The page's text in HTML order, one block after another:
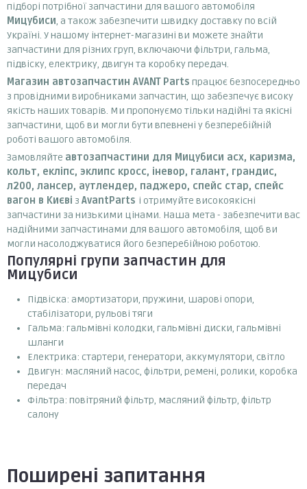
підборі потрібної запчастини для вашого автомобіля
Мицубиси, а також забезпечити швидку доставку по всій
Україні. У нашому інтернет-магазині ви можете знайти
запчастини для різних груп, включаючи фільтри, гальма,
підвіску, електрику, двигун та коробку передач.
Магазин автозапчастин AVANT Parts працює безпосередньо
з провідними виробниками запчастин, що забезпечує високу
якість наших товарів. Ми пропонуємо тільки надійні та якісні
запчастини, щоб ви могли бути впевнені у безперебійній
роботі вашого автомобіля.
Замовляйте автозапчастини для Мицубиси асх, каризма,
кольт, екліпс, эклипс кросс, іневор, галант, грандис,
л200, лансер, аутлендер, паджеро, спейс стар, спейс
вагон в Києві з AvantParts і отримуйте високоякісні
запчастини за низькими цінами. Наша мета - забезпечити вас
надійними запчастинами для вашого автомобіля, щоб ви
могли насолоджуватися його безперебійною роботою.
Популярні групи запчастин для
Мицубиси
Підвіска: амортизатори, пружини, шарові опори,
стабілізатори, рульові тяги
Гальма: гальмівні колодки, гальмівні диски, гальмівні
шланги
Електрика: стартери, генератори, аккумулятори, світло
Двигун: масляний насос, фільтри, ремені, ролики, коробка
передач
Фільтра: повітряний фільтр, масляний фільтр, фільтр
салону
Поширені запитання